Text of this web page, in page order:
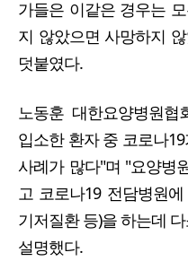
가들은 이같은 경우는
지 않았으면 사망하지
덧붙였다.
노동훈 대한요양병원
입소한 환자 중 코로나
사례가 많다"며 "요양병
고 코로나19 전담병원
기저질환 등)을 하는데
설명했다.